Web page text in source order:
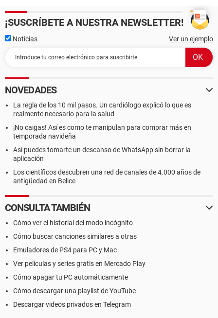
¡SUSCRÍBETE A NUESTRA NEWSLETTER!
Noticias Ver un ejemplo
NOVEDADES
La regla de los 10 mil pasos. Un cardiólogo explicó lo que es
realmente necesario para la salud
¡No caigas! Así es como te manipulan para comprar más en
temporada navideña
Así puedes tomarte un descanso de WhatsApp sin borrar la
aplicación
Los científicos descubren una red de canales de 4.000 años de
antigüedad en Belice
CONSULTA TAMBIÉN
Cómo ver el historial del modo incógnito
Cómo buscar canciones similares a otras
Emuladores de PS4 para PC y Mac
Ver películas y series gratis en Mercado Play
Cómo apagar tu PC automáticamente
Cómo descargar una playlist de YouTube
Descargar videos privados en Telegram